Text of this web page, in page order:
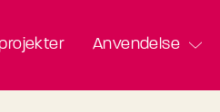
Anvendelse